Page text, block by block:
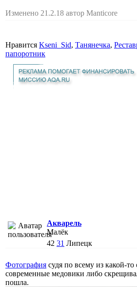
Изменено 21.2.18 автор Manticore
Нравится Kseni_Sid, Танянечка,
папоротник
Акварель
Малёк
42 31 Липецк
Фотография судя по всему из какой-
современные медовики либо
пошла.